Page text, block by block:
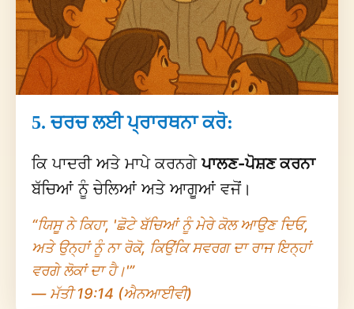
5. ਚਰਚ ਲਈ ਪ੍ਰਾਰਥਨਾ ਕਰੋ:
ਕਿ ਪਾਦਰੀ ਅਤੇ ਮਾਪੇ ਕਰਨਗੇਪਾਲਣ-ਪੋਸ਼ਣ ਕਰਨਾ
ਬੱਚਿਆਂ ਨੂੰ ਚੇਲਿਆਂ ਅਤੇ ਆਗੂਆਂ ਵਜੋਂ।
“ਯਿਸੂ ਨੇ ਕਿਹਾ, 'ਛੋਟੇ ਬੱਚਿਆਂ ਨੂੰ ਮੇਰੇ ਕੋਲ ਆਉਣ ਦਿਓ,
ਅਤੇ ਉਨ੍ਹਾਂ ਨੂੰ ਨਾ ਰੋਕੋ, ਕਿਉਂਕਿ ਸਵਰਗ ਦਾ ਰਾਜ ਇਨ੍ਹਾਂ
ਵਰਗੇ ਲੋਕਾਂ ਦਾ ਹੈ।'”
— ਮੱਤੀ 19:14 (ਐਨਆਈਵੀ)